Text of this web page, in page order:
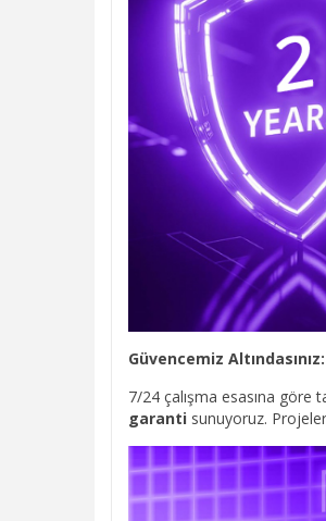
Güvencemiz
7/24 çalışma esasına göre
garanti sunuyoruz.